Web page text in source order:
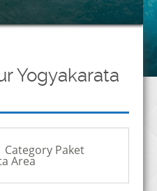
Yogyakarata
Paket
Area